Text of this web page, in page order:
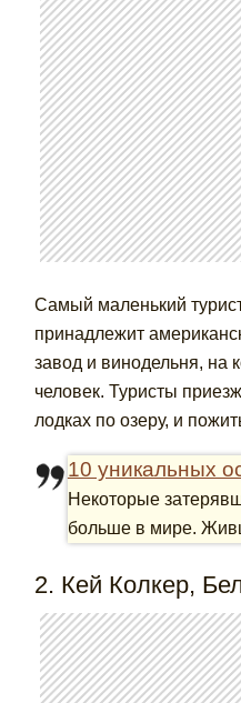
Самый маленький
принадлежит
завод и винодельня, на
человек. Туристы
лодках по озеру, и
10 уникальных
Некоторые
больше в мире.
2. Кей Колкер,